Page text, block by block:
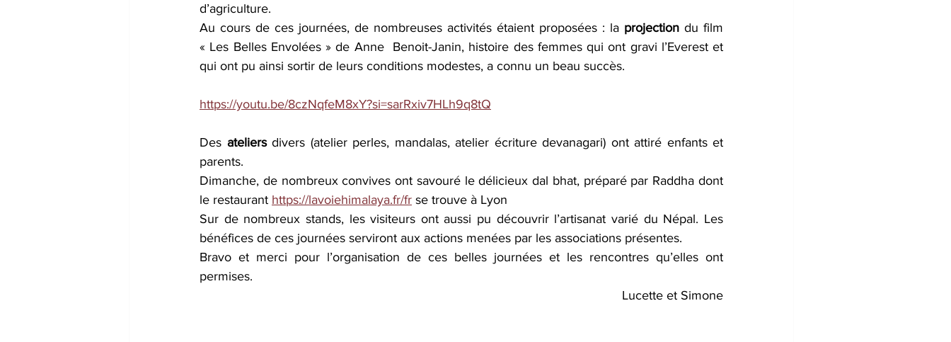
d’agriculture.
Au cours de ces journées, de nombreuses activités étaient proposées : la projection du film
« Les Belles Envolées » de Anne  Benoit-Janin, histoire des femmes qui ont gravi l’Everest et
qui ont pu ainsi sortir de leurs conditions modestes, a connu un beau succès.
https://youtu.be/8czNqfeM8xY?si=sarRxiv7HLh9q8tQ
Des ateliers divers (atelier perles, mandalas, atelier écriture devanagari) ont attiré enfants et
parents.
Dimanche, de nombreux convives ont savouré le délicieux dal bhat, préparé par Raddha dont
le restaurant https://lavoiehimalaya.fr/fr se trouve à Lyon
Sur de nombreux stands, les visiteurs ont aussi pu découvrir l’artisanat varié du Népal. Les
bénéfices de ces journées serviront aux actions menées par les associations présentes.
Bravo et merci pour l’organisation de ces belles journées et les rencontres qu’elles ont
permises.
Lucette et Simone